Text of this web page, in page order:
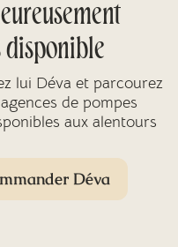
disponible
lui Déva et parcourez
de pompes
aux alentours
Déva